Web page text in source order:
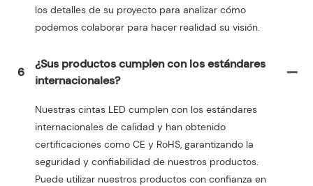
los detalles de su proyecto para analizar cómo
podemos colaborar para hacer realidad su visión.
6
¿Sus productos cumplen con los estándares
internacionales?
Nuestras cintas LED cumplen con los estándares
internacionales de calidad y han obtenido
certificaciones como CE y RoHS, garantizando la
seguridad y confiabilidad de nuestros productos.
Puede utilizar nuestros productos con confianza en